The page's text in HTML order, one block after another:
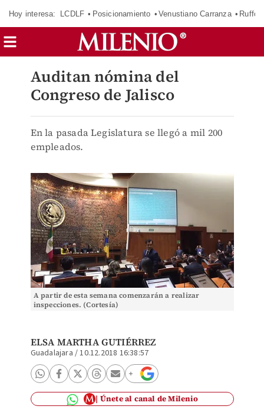
Hoy interesa: LCDLF Posicionamiento Venustiano Carranza Ruffo
Auditan nómina del
Congreso de Jalisco
En la pasada Legislatura se llegó a mil 200
empleados.
A partir de esta semana comenzarán a realizar
inspecciones. (Cortesía)
ELSA MARTHA GUTIÉRREZ
Guadalajara /10.12.2018 16:38:57
Únete al canal de Milenio